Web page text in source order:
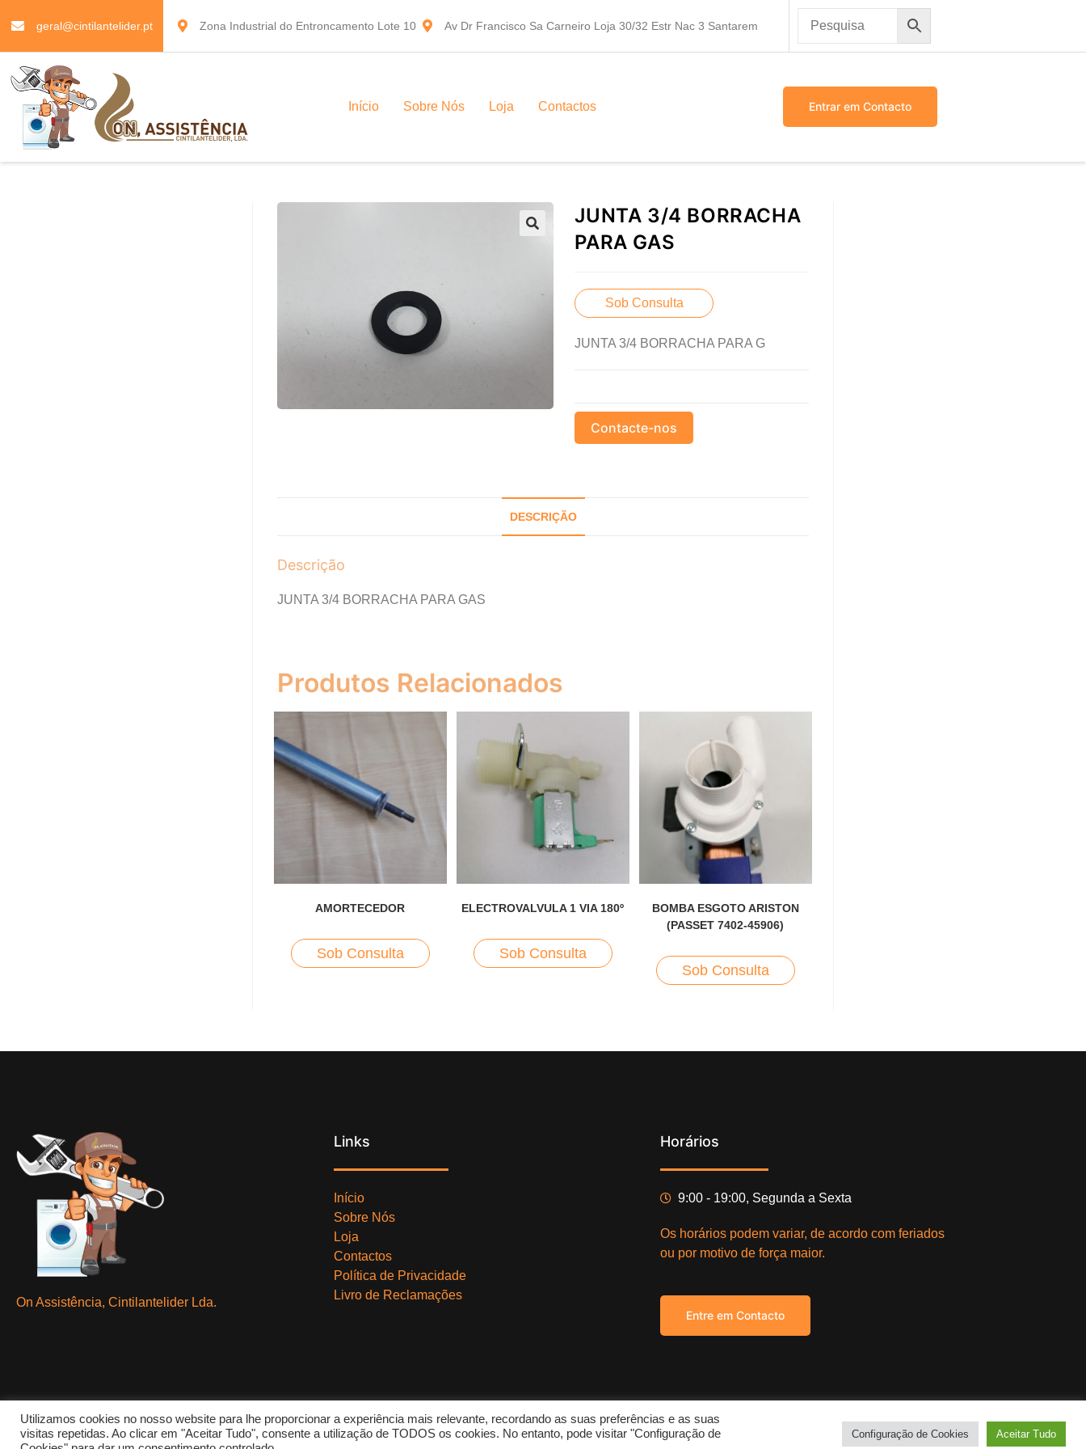
geral@cintilantelider.pt Zona Industrial do Entroncamento Lote 10 Av Dr Francisco Sa Carneiro Loja 30/32 Estr Nac 3 Santarem
Início Sobre Nós Loja Contactos Entrar em Contacto
JUNTA 3/4 BORRACHA
PARA GAS
Sob Consulta
JUNTA 3/4 BORRACHA PARA G
Contacte-nos
DESCRIÇÃO
Descrição
JUNTA 3/4 BORRACHA PARA GAS
Produtos Relacionados
AMORTECEDOR
Sob Consulta
ELECTROVALVULA 1 VIA 180º
Sob Consulta
BOMBA ESGOTO ARISTON
(PASSET 7402-45906)
Sob Consulta
On Assistência, Cintilantelider Lda.
Links
Início
Sobre Nós
Loja
Contactos
Política de Privacidade
Livro de Reclamações
Horários
9:00 - 19:00, Segunda a Sexta
Os horários podem variar, de acordo com feriados
ou por motivo de força maior.
Entre em Contacto
Copyright © 2021. Todos os direitos reservados.
Utilizamos cookies no nosso website para lhe proporcionar a experiência mais relevante, recordando as suas preferências e as suas
visitas repetidas. Ao clicar em "Aceitar Tudo", consente a utilização de TODOS os cookies. No entanto, pode visitar "Configuração de
Configuração de Cookies Aceitar Tudo